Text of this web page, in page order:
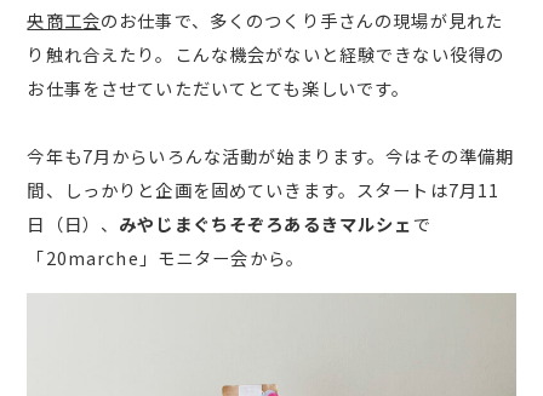
央商工会のお仕事で、多くのつくり手さんの現場が見れた
り触れ合えたり。こんな機会がないと経験できない役得の
お仕事をさせていただいてとても楽しいです。
今年も7月からいろんな活動が始まります。今はその準備期
間、しっかりと企画を固めていきます。スタートは7月11
日（日）、 みやじまぐちそぞろあるきマルシェ で
「20marche」モニター会から。